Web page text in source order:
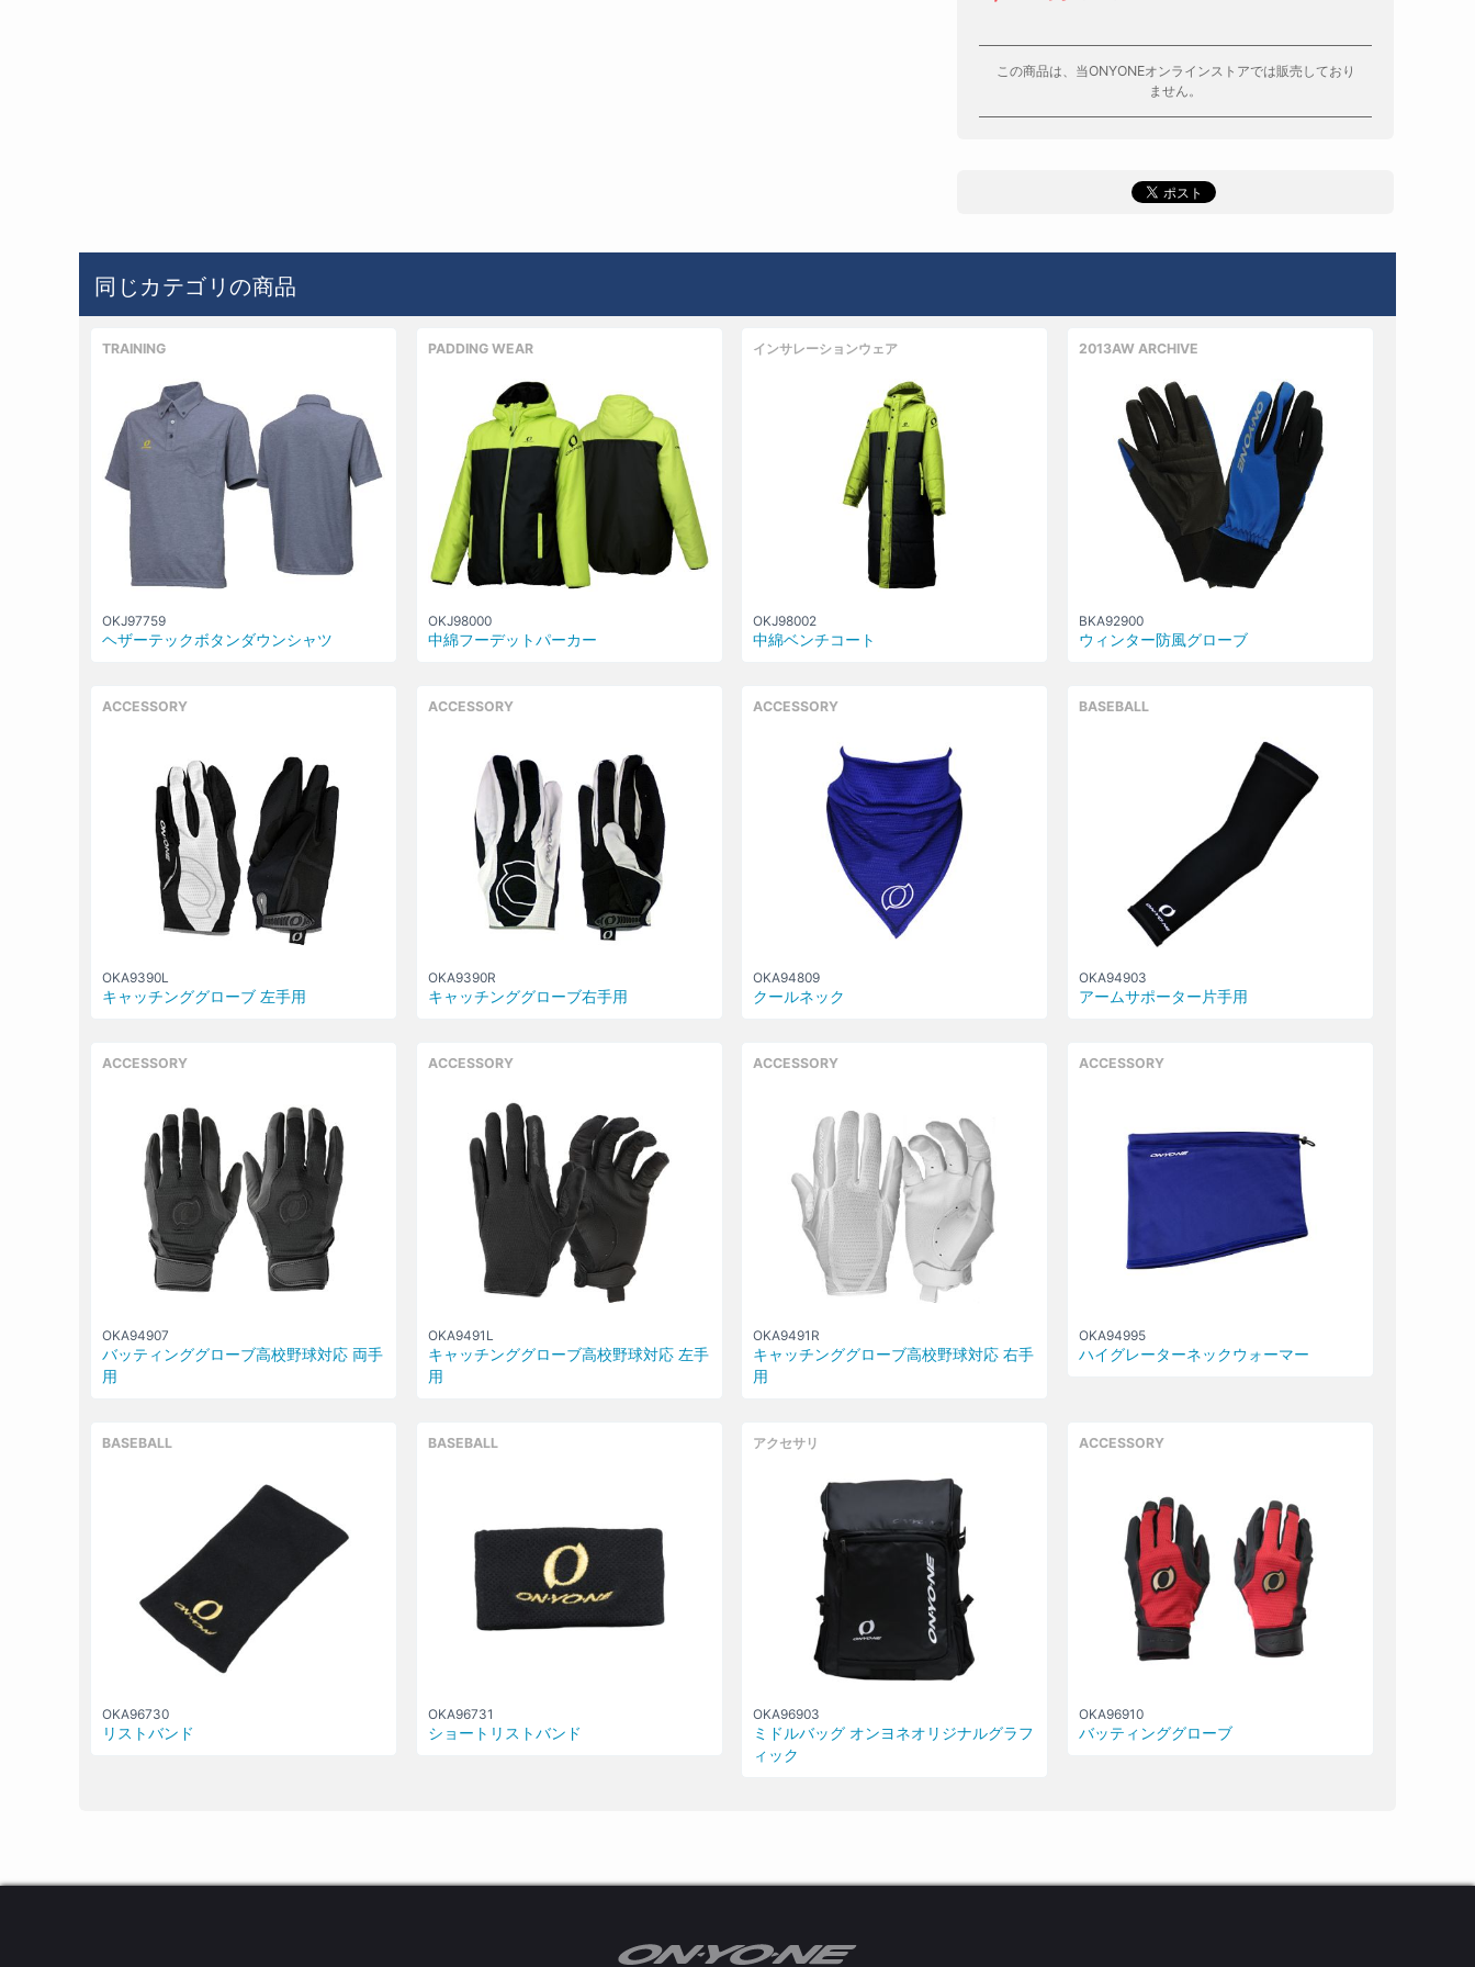
この商品は、当ONYONEオンラインストアでは販売しており
ません。
同じカテゴリの商品
TRAINING
OKJ97759
ヘザーテックボタンダウンシャツ
PADDING WEAR
OKJ98000
中綿フーデットパーカー
インサレーションウェア
OKJ98002
中綿ベンチコート
2013AW ARCHIVE
BKA92900
ウィンター防風グローブ
ACCESSORY
OKA9390L
キャッチンググローブ 左手用
ACCESSORY
OKA9390R
キャッチンググローブ右手用
ACCESSORY
OKA94809
クールネック
BASEBALL
OKA94903
アームサポーター片手用
ACCESSORY
OKA94907
バッティンググローブ高校野球対応 両手
用
ACCESSORY
OKA9491L
キャッチンググローブ高校野球対応 左手
用
ACCESSORY
OKA9491R
キャッチンググローブ高校野球対応 右手
用
ACCESSORY
OKA94995
ハイグレーターネックウォーマー
BASEBALL
OKA96730
リストバンド
BASEBALL
OKA96731
ショートリストバンド
アクセサリ
OKA96903
ミドルバッグ オンヨネオリジナルグラフ
ィック
ACCESSORY
OKA96910
バッティンググローブ